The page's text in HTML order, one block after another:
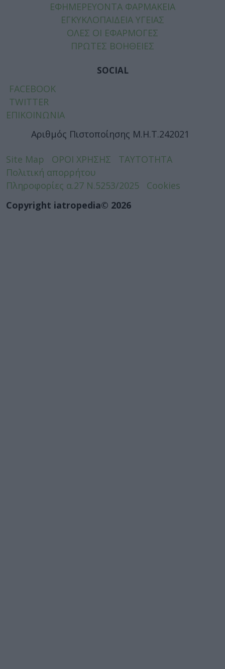
ΕΦΗΜΕΡΕΥΟΝΤΑ ΦΑΡΜΑΚΕΙΑ
ΕΓΚΥΚΛΟΠΑΙΔΕΙΑ ΥΓΕΙΑΣ
ΟΛΕΣ ΟΙ ΕΦΑΡΜΟΓΕΣ
ΠΡΩΤΕΣ ΒΟΗΘΕΙΕΣ
SOCIAL
FACEBOOK
TWITTER
ΕΠΙΚΟΙΝΩΝΙΑ
Αριθμός Πιστοποίησης Μ.Η.Τ.242021
Site Map ΟΡΟΙ ΧΡΗΣΗΣ
ΤΑΥΤΟΤΗΤΑ
Πολιτική απορρήτου
Πληροφορίες α.27 Ν.5253/2025
Cookies
Copyright iatropedia© 2026